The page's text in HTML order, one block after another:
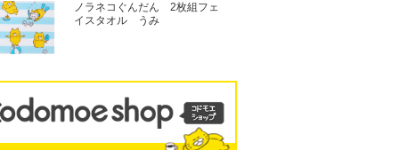
ノラネコぐんだん 2枚組フェ
イスタオル うみ